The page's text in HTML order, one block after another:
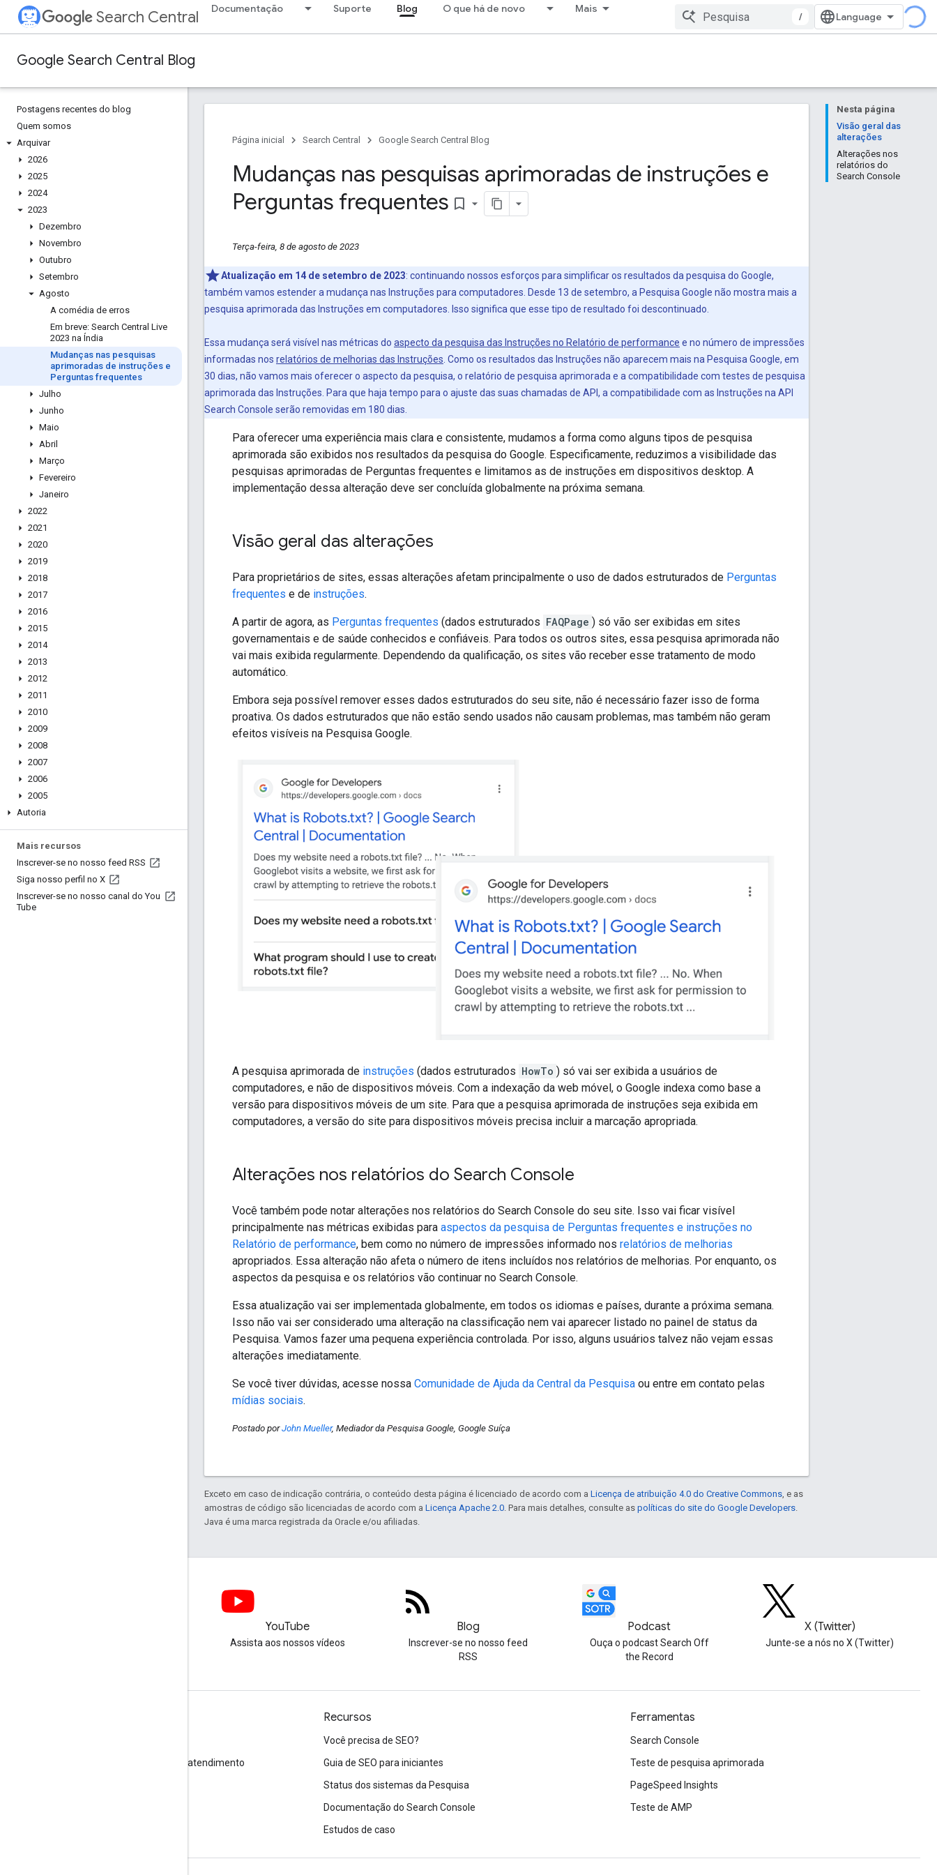
Search Central Documentação Suporte Blog O que há de novo Mais
/
Google Search Central Blog
Postagens recentes do blog
Quem somos
Arquivar
2026
2025
2024
2023
Dezembro
Novembro
Outubro
Setembro
Agosto
A comédia de erros
Em breve: Search Central Live
2023 na Índia
Mudanças nas pesquisas
aprimoradas de instruções e
Perguntas frequentes
Julho
Junho
Maio
Abril
Março
Fevereiro
Janeiro
2022
2021
2020
2019
2018
2017
2016
2015
2014
2013
2012
2011
2010
2009
2008
2007
2006
2005
Autoria
Mais recursos
Inscrever-se no nosso feed RSS
Siga nosso perfil no X
Inscrever-se no nosso canal do You
Tube
Nesta página
Visão geral das
alterações
Alterações nos
relatórios do
Search Console
Página inicial Search Central Google Search Central Blog
Mudanças nas pesquisas aprimoradas de instruções e
Perguntas frequentes bookmark_border
Terça-feira, 8 de agosto de 2023
Atualização em 14 de setembro de 2023: continuando nossos esforços para simplificar os resultados da pesquisa do Google,
também vamos estender a mudança nas Instruções para computadores. Desde 13 de setembro, a Pesquisa Google não mostra mais a
pesquisa aprimorada das Instruções em computadores. Isso significa que esse tipo de resultado foi descontinuado.
Essa mudança será visível nas métricas do aspecto da pesquisa das Instruções no Relatório de performance e no número de impressões
informadas nos relatórios de melhorias das Instruções . Como os resultados das Instruções não aparecem mais na Pesquisa Google, em
30 dias, não vamos mais oferecer o aspecto da pesquisa, o relatório de pesquisa aprimorada e a compatibilidade com testes de pesquisa
aprimorada das Instruções. Para que haja tempo para o ajuste das suas chamadas de API, a compatibilidade com as Instruções na API
Search Console serão removidas em 180 dias.
Para oferecer uma experiência mais clara e consistente, mudamos a forma como alguns tipos de pesquisa
aprimorada são exibidos nos resultados da pesquisa do Google. Especificamente, reduzimos a visibilidade das
pesquisas aprimoradas de Perguntas frequentes e limitamos as de instruções em dispositivos desktop. A
implementação dessa alteração deve ser concluída globalmente na próxima semana.
Visão geral das alterações
Para proprietários de sites, essas alterações afetam principalmente o uso de dados estruturados de Perguntas
frequentes e de instruções.
A partir de agora, as Perguntas frequentes (dados estruturados FAQPage ) só vão ser exibidas em sites
governamentais e de saúde conhecidos e confiáveis. Para todos os outros sites, essa pesquisa aprimorada não
vai mais exibida regularmente. Dependendo da qualificação, os sites vão receber esse tratamento de modo
automático.
Embora seja possível remover esses dados estruturados do seu site, não é necessário fazer isso de forma
proativa. Os dados estruturados que não estão sendo usados não causam problemas, mas também não geram
efeitos visíveis na Pesquisa Google.
A pesquisa aprimorada de instruções (dados estruturados HowTo ) só vai ser exibida a usuários de
computadores, e não de dispositivos móveis. Com a indexação da web móvel, o Google indexa como base a
versão para dispositivos móveis de um site. Para que a pesquisa aprimorada de instruções seja exibida em
computadores, a versão do site para dispositivos móveis precisa incluir a marcação apropriada.
Alterações nos relatórios do Search Console
Você também pode notar alterações nos relatórios do Search Console do seu site. Isso vai ficar visível
principalmente nas métricas exibidas para aspectos da pesquisa de Perguntas frequentes e instruções no
Relatório de performance, bem como no número de impressões informado nos relatórios de melhorias
apropriados. Essa alteração não afeta o número de itens incluídos nos relatórios de melhorias. Por enquanto, os
aspectos da pesquisa e os relatórios vão continuar no Search Console.
Essa atualização vai ser implementada globalmente, em todos os idiomas e países, durante a próxima semana.
Isso não vai ser considerado uma alteração na classificação nem vai aparecer listado no painel de status da
Pesquisa. Vamos fazer uma pequena experiência controlada. Por isso, alguns usuários talvez não vejam essas
alterações imediatamente.
Se você tiver dúvidas, acesse nossa Comunidade de Ajuda da Central da Pesquisa ou entre em contato pelas
mídias sociais.
Postado porJohn Mueller, Mediador da Pesquisa Google, Google Suíça
Exceto em caso de indicação contrária, o conteúdo desta página é licenciado de acordo com a Licença de atribuição 4.0 do Creative Commons, e as
amostras de código são licenciadas de acordo com a Licença Apache 2.0. Para mais detalhes, consulte as políticas do site do Google Developers.
Java é uma marca registrada da Oracle e/ou afiliadas.
YouTube
Assista aos nossos vídeos
Blog
Inscrever-se no nosso feed
RSS
Podcast
Ouça o podcast Search Off
the Record
X (Twitter)
Junte-se a nós no X (Twitter)
Enviar uma pergunta para o horário de atendimento
Recursos
Você precisa de SEO?
Guia de SEO para iniciantes
Status dos sistemas da Pesquisa
Documentação do Search Console
Estudos de caso
Ferramentas
Search Console
Teste de pesquisa aprimorada
PageSpeed Insights
Teste de AMP